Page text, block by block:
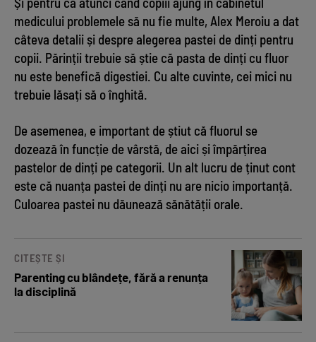
medicului problemele să nu fie multe, Alex Meroiu a dat
câteva detalii și despre alegerea pastei de dinți pentru
copii. Părinții trebuie să știe că pasta de dinți cu fluor
nu este benefică digestiei. Cu alte cuvinte, cei mici nu
trebuie lăsați să o înghită.
De asemenea, e important de știut că fluorul se
dozează în funcție de vârstă, de aici și împărțirea
pastelor de dinți pe categorii. Un alt lucru de ținut cont
este că nuanța pastei de dinți nu are nicio importanță.
Culoarea pastei nu dăunează sănătății orale.
CITEȘTE ȘI
Parenting cu blândețe, fără a renunța
la disciplină